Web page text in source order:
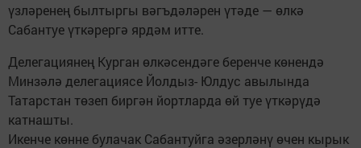
үзләренең былтыргы вәгъдәләрен үтәде — өлкә
Сабантуе үткәрергә ярдәм итте.
Делегациянең Курган өлкәсендәге беренче көнендә
Минзәлә делегациясе Йолдыз- Юлдус авылында
Татарстан төзеп биргән йортларда өй туе үткәрүдә
катнашты.
Икенче көнне булачак Сабантуйга әзерләнү өчен кырык